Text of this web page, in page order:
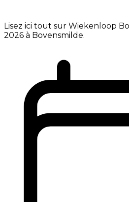
Lisez ici tout sur Wiekenloop
2026 à Bovensmilde.